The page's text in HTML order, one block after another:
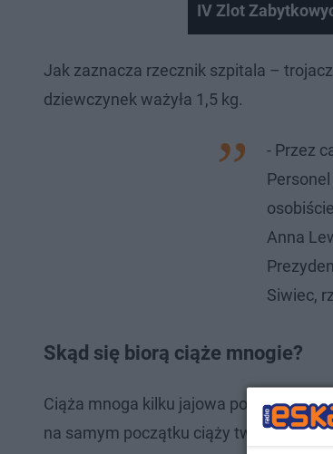
IV Zlot
Jak zaznacza rzecznik szpitala –
dziewczynek ważyła 1,5 kg.
- Przez
Anna
Siwiec,
Skąd się biorą ciąże mnogie?
Ciąża mnoga kilku jajowa powstaje
na samym początku ciąży tworzą się: